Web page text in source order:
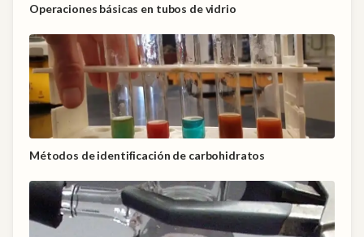
Operaciones básicas en tubos de vidrio
Métodos de identificación de carbohidratos